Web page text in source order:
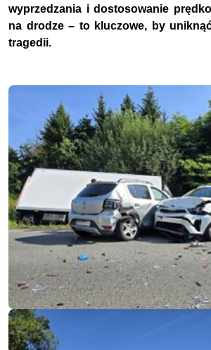
wyprzedzania i dostosowanie
na drodze – to kluczowe, by
tragedii.